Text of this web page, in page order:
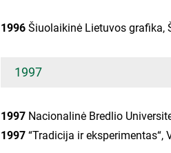
1996 Šiuolaikinė Lietuvos grafika,
1997
1997 Nacionalinė Bredlio
1997 “Tradicija ir eksperimentas“,